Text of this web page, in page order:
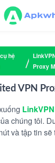
hệ
Proxy
VPN
chúng tôi.
và tập tin